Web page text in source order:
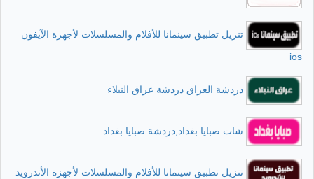
تنزيل تطبيق سينمانا للأفلام والمسلسلات لأجهزة الآيفون
ios
دردشة العراق دردشة عراق النبلاء
شات صبايا بغداد,دردشة صبايا بغداد
تنزيل تطبيق سينمانا للأفلام والمسلسلات لأجهزة الأندرويد